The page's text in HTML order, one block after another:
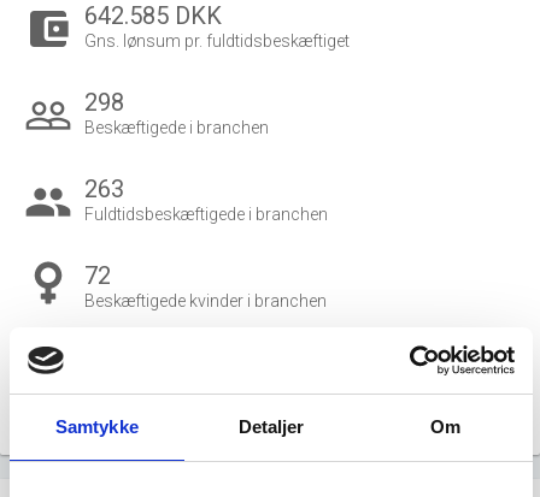
Samtykke Detaljer Om
account_balance_wallet 642.585 DKK
Gns. lønsum pr. fuldtidsbeskæftiget
people_outline 298
Beskæftigede i branchen
group 263
Fuldtidsbeskæftigede i branchen
72
Beskæftigede kvinder i branchen
Gå tilUdvidet brancheanalysefor historiske data.